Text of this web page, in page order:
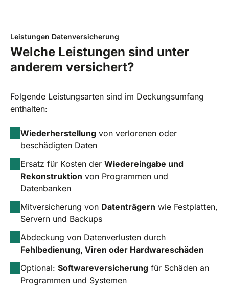
Leistungen Datenversicherung
Welche Leistungen sind unter
anderem versichert?
Folgende Leistungsarten sind im Deckungsumfang
enthalten:
Wiederherstellung von verlorenen oder
beschädigten Daten
Ersatz für Kosten der Wiedereingabe und
Rekonstruktion von Programmen und
Datenbanken
Mitversicherung von Datenträgern wie Festplatten,
Servern und Backups
Abdeckung von Datenverlusten durch
Fehlbedienung, Viren oder Hardwareschäden
Optional: Softwareversicherung für Schäden an
Programmen und Systemen